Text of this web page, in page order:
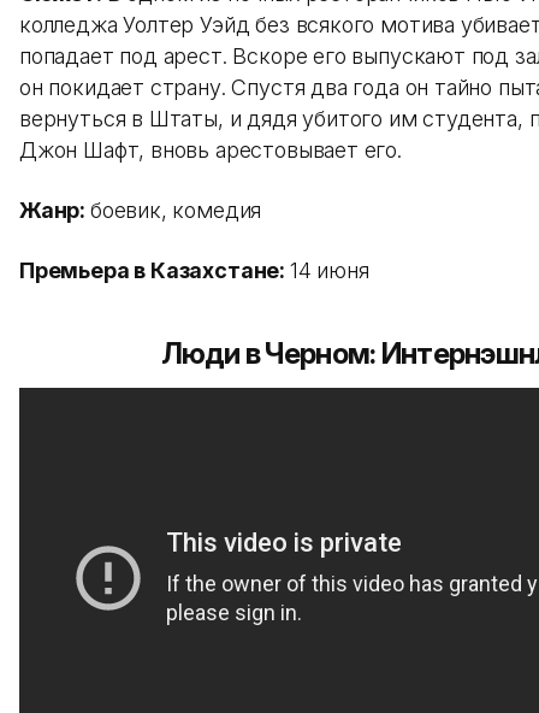
колледжа Уолтер Уэйд без всякого мотива
попадает под арест. Вскоре его выпускают под
он покидает страну. Спустя два года он тайно
вернуться в Штаты, и дядя убитого им студента,
Джон Шафт, вновь арестовывает его.
Жанр: боевик, комедия
Премьера в Казахстане: 14 июня
Люди в Черном: